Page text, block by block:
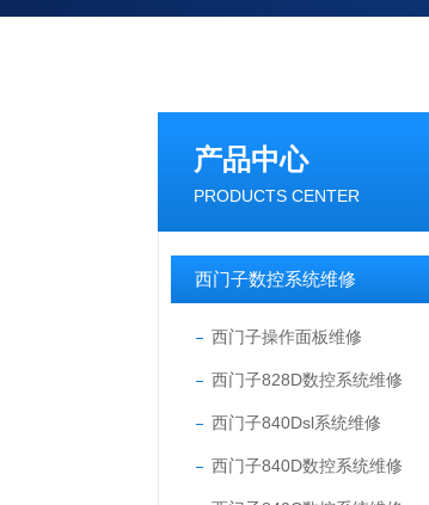
产品中心
PRODUCTS CENTER
西门子数控系统维修
西门子操作面板维修
西门子828D数控系统维修
西门子840Dsl系统维修
西门子840D数控系统维修